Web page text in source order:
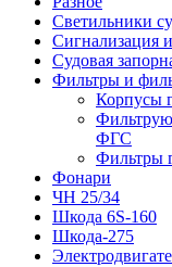
Светильники
Сигнализация
Судовая
Фильтры и
Корпусы
ФГС
Фильтры
Фонари
ЧН 25/34
Шкода 6S-160
Шкода-275